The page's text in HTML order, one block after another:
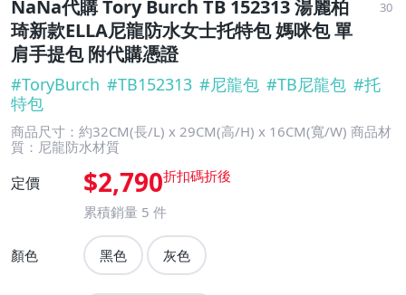
NaNa代購 Tory Burch TB 152313 湯麗柏
琦新款ELLA尼龍防水女士托特包 媽咪包 單
肩手提包 附代購憑證
30
#ToryBurch #TB152313 #尼龍包 #TB尼龍包 #托
特包
商品尺寸：約32CM(長/L) x 29CM(高/H) x 16CM(寬/W) 商品材
質：尼龍防水材質
定價 $2,790
累積銷量 5 件
顏色 黑色 灰色